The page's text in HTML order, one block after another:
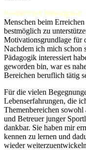
Persönlicher Hintergrund
Menschen beim
bestmöglich zu
Motivationsgrundlage für
Nachdem ich mich schon
Pädagogik interessiert
geworden bin, war es
Bereichen beruflich tätig
Für die vielen
Lebenserfahrungen, die
Themenbereichen sowohl
und Betreuer junger
dankbar. Sie haben mir
kennen zu lernen und
wieder